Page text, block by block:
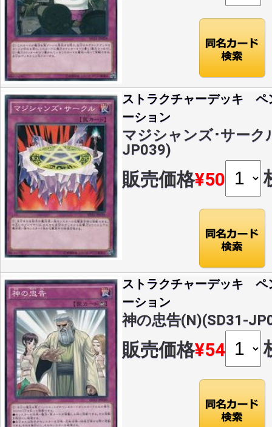
ストラクチャーデッキ ペ
ーション
マジシャンズ･サーク
JP039)
販売価格¥50
ストラクチャーデッキ ペ
ーション
神の忠告(N)(SD31-
販売価格¥54